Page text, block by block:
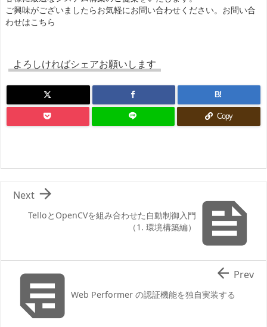
ご興味がございましたらお気軽にお問い合わせください。 お問い合
わせはこちら
よろしければシェアお願いします
B!
Copy

TelloとOpenCVを組み合わせた自動制御入門
（1. 環境構築編）

Next
Web Performer の認証機能を独自実装する
 Prev